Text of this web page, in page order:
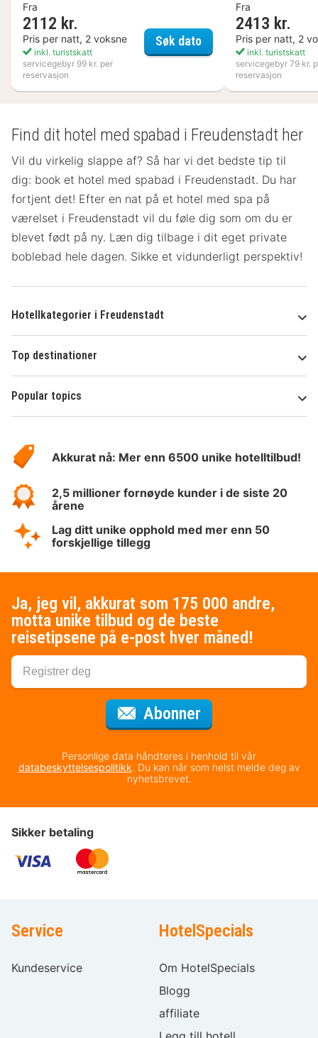
Fra
2112 kr.
Pris per natt, 2 voksne
inkl. turistskatt
servicegebyr 99 kr. per
reservasjon
Søk datoVarbergs Kusthotell
Fra
2413 kr.
Pris per natt, 2
inkl. turistskatt
servicegebyr 79 kr.
reservasjon
Find dit hotel med spabad i Freudenstadt her
Vil du virkelig slappe af? Så har vi det bedste tip til
dig: book et hotel med spabad i Freudenstadt. Du har
fortjent det! Efter en nat på et hotel med spa på
værelset i Freudenstadt vil du føle dig som om du er
blevet født på ny. Læn dig tilbage i dit eget private
boblebad hele dagen. Sikke et vidunderligt perspektiv!
Hotellkategorier i Freudenstadt
Top destinationer
Popular topics
Hotelspecials
Akkurat nå: Mer enn 6500 unike hotelltilbud!
2,5 millioner fornøyde kunder i de siste 20
årene
Lag ditt unike opphold med mer enn 50
forskjellige tillegg
Ja, jeg vil, akkurat som 175 000 andre,
motta unike tilbud og de beste
reisetipsene på e-post hver måned!
Abonner
Personlige data håndteres i henhold til vår
databeskyttelsespolitikk. Du kan når som helst melde deg av
nyhetsbrevet.
Sikker betaling
Service
Kundeservice
HotelSpecials
Om HotelSpecials
Blogg
affiliate